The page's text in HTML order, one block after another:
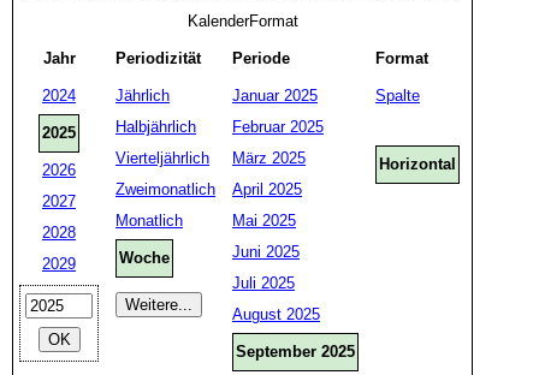
KalenderFormat
Jahr
2024
2025
2026
2027
2028
2029
Periodizität
Jährlich
Halbjährlich
Vierteljährlich
Zweimonatlich
Monatlich
Woche
Periode
Januar 2025
Februar 2025
März 2025
April 2025
Mai 2025
Juni 2025
Juli 2025
August 2025
September 2025
Format
Spalte
Horizontal